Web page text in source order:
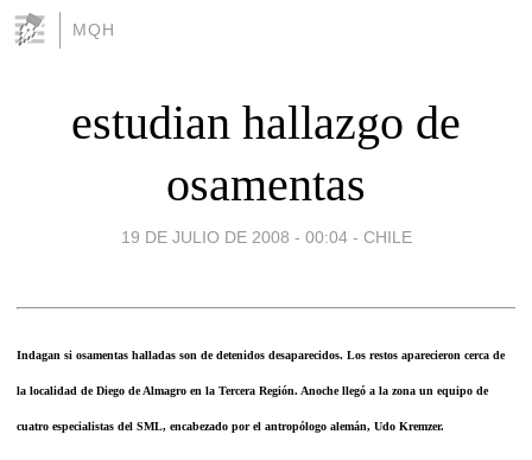
MQH
estudian hallazgo de
osamentas
19 DE JULIO DE 2008 - 00:04 - CHILE
Indagan si osamentas halladas son de detenidos desaparecidos. Los restos aparecieron cerca de
la localidad de Diego de Almagro en la Tercera Región. Anoche llegó a la zona un equipo de
cuatro especialistas del SML, encabezado por el antropólogo alemán, Udo Kremzer.